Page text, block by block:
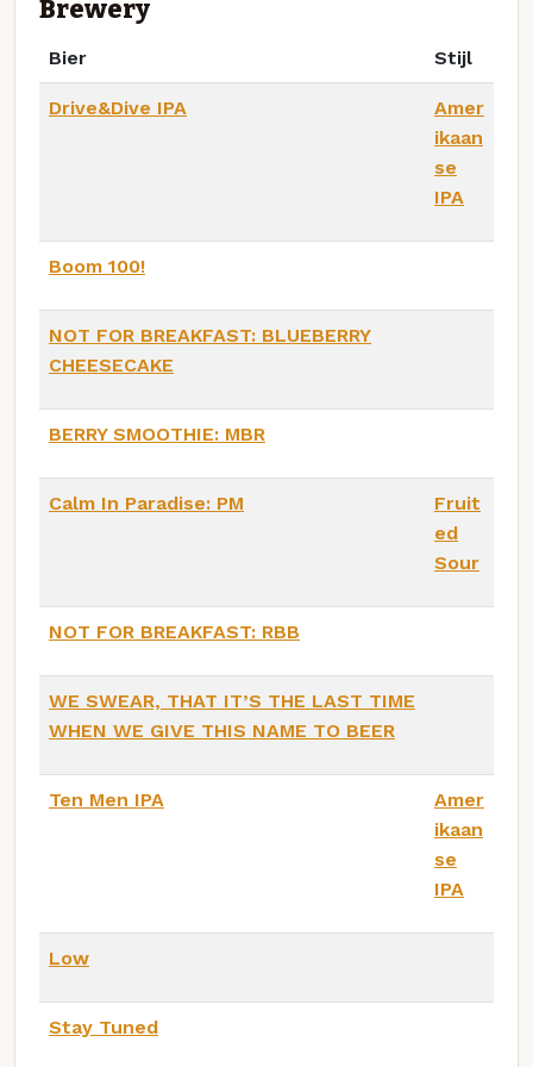
Brewery
Bier Stijl
Drive&Dive IPA
Amer
ikaan
se
IPA
Boom 100!
NOT FOR BREAKFAST: BLUEBERRY
CHEESECAKE
BERRY SMOOTHIE: MBR
Calm In Paradise: PM
Fruit
ed
Sour
NOT FOR BREAKFAST: RBB
WE SWEAR, THAT IT’S THE LAST TIME
WHEN WE GIVE THIS NAME TO BEER
Ten Men IPA
Amer
ikaan
se
IPA
Low
Stay Tuned